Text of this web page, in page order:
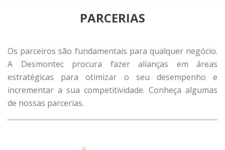
PARCERIAS
Os parceiros são fundamentais para qualquer negócio.
A Desmontec procura fazer alianças em áreas
estratégicas para otimizar o seu desempenho e
incrementar a sua competitividade. Conheça algumas
de nossas parcerias.